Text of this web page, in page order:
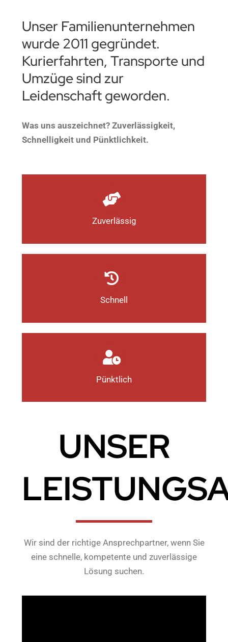
Unser Familienunternehmen
wurde 2011 gegründet.
Kurierfahrten, Transporte und
Umzüge sind zur
Leidenschaft geworden.
Was uns auszeichnet? Zuverlässigkeit,
Schnelligkeit und Pünktlichkeit.
Zuverlässig
Schnell
Pünktlich
UNSER
Wir sind der richtige Ansprechpartner, wenn Sie
eine schnelle, kompetente und zuverlässige
Lösung suchen.